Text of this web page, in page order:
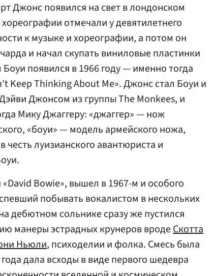
Джонс появился на свет в лондонском
отмечали у девятилетнего
к музыке и хореографии, а потом он
и начал скупать виниловые пластинки
появился в 1966 году — именно тогда
Keep Thinking About Me». Джонс стал Боуи и
Джонсом из группы The Monkees, и
Мику Джаггеру: «джаггер» — нож
«боуи» — модель армейского ножа,
честь луизианского авантюриста и
Bowie», вышел в 1967-м и особого
побывать вокалистом в нескольких
дебютном сольнике сразу же пустился
манеры эстрадных крунеров вродеСкотта
Ньюли, психоделии и фолка. Смесь была
дала всходы в виде первого шедевра